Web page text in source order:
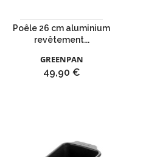
Poêle 26 cm aluminium
revêtement...
GREENPAN
Prix
49,90 €